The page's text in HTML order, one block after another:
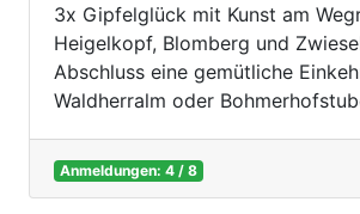
3x Gipfelglück mit Kunst am
Heigelkopf, Blomberg und
Abschluss eine gemütliche
Waldherralm oder
Anmeldungen: 4 / 8